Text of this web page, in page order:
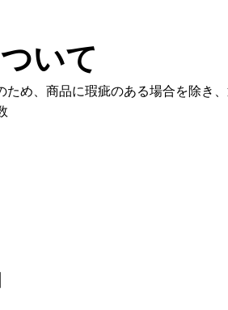
いて
ため、商品に瑕疵のある場合を除き